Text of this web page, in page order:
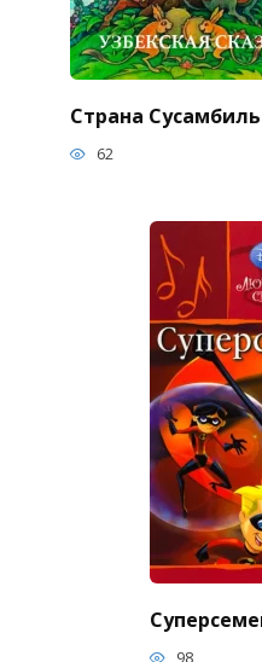
Страна
62
98